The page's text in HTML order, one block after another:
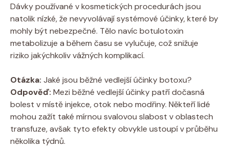
Dávky používané v kosmetických procedurách jsou
natolik nízké, že nevyvolávají systémové účinky, které by
mohly být nebezpečné. Tělo navíc botulotoxin
metabolizuje a během času se vylučuje, což snižuje
riziko jakýchkoliv vážných komplikací.
Otázka: Jaké jsou běžné vedlejší účinky botoxu?
Odpověď: Mezi běžné vedlejší účinky patří dočasná
bolest v místě injekce, otok nebo modřiny. Někteří lidé
mohou zažít také mírnou svalovou slabost v oblastech
transfuze, avšak tyto efekty obvykle ustoupí v průběhu
několika týdnů.